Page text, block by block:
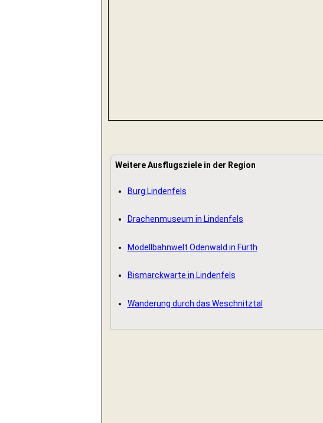
Weitere Ausflugsziele in der Region
Burg Lindenfels
Drachenmuseum in Lindenfels
Modellbahnwelt Odenwald in Fürth
Bismarckwarte in Lindenfels
Wanderung durch das Weschnitztal